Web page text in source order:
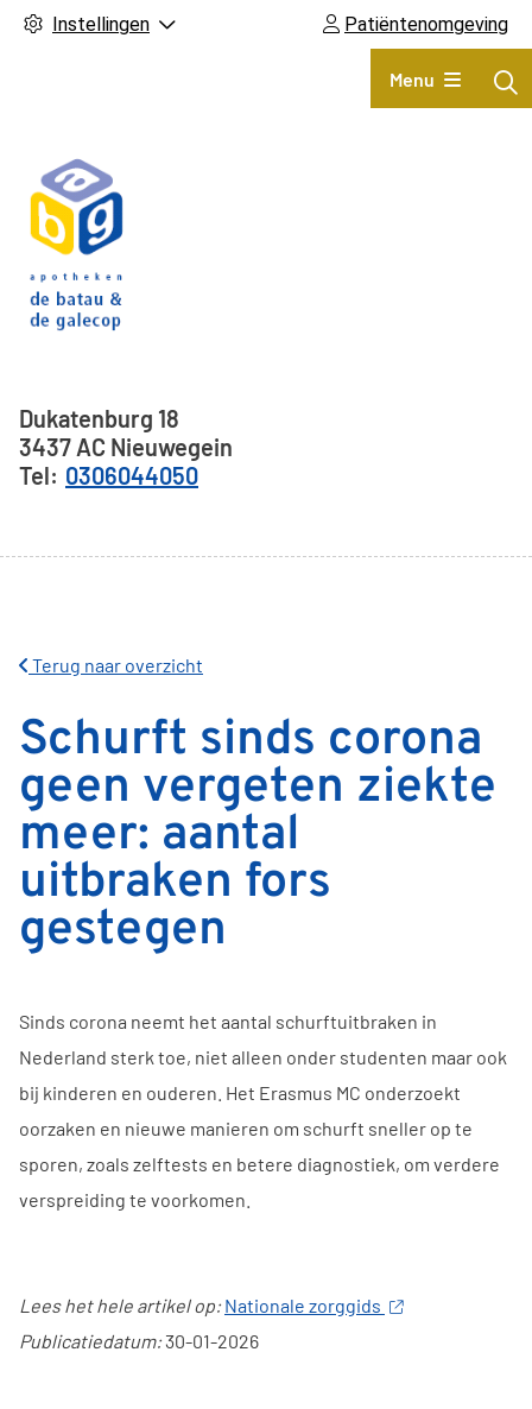
Instellingen Patiëntenomgeving
Hoofdmenu
Menu
Adresgegevens
Dukatenburg 18
3437 AC Nieuwegein
0306044050
Terug naar overzicht
Schurft sinds corona
geen vergeten ziekte
meer: aantal
uitbraken fors
gestegen
Sinds corona neemt het aantal schurftuitbraken in
Nederland sterk toe, niet alleen onder studenten maar ook
bij kinderen en ouderen. Het Erasmus MC onderzoekt
oorzaken en nieuwe manieren om schurft sneller op te
sporen, zoals zelftests en betere diagnostiek, om verdere
verspreiding te voorkomen.
Lees het hele artikel op: Nationale zorggids
Publicatiedatum:30-01-2026